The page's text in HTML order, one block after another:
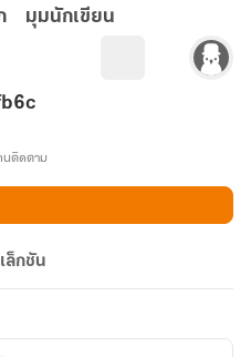
มุมนักเขียน
นติดตาม
ล็กชัน